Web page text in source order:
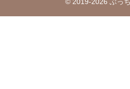
© 2019-2026 ぶっ